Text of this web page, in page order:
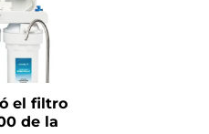
el filtro
de la